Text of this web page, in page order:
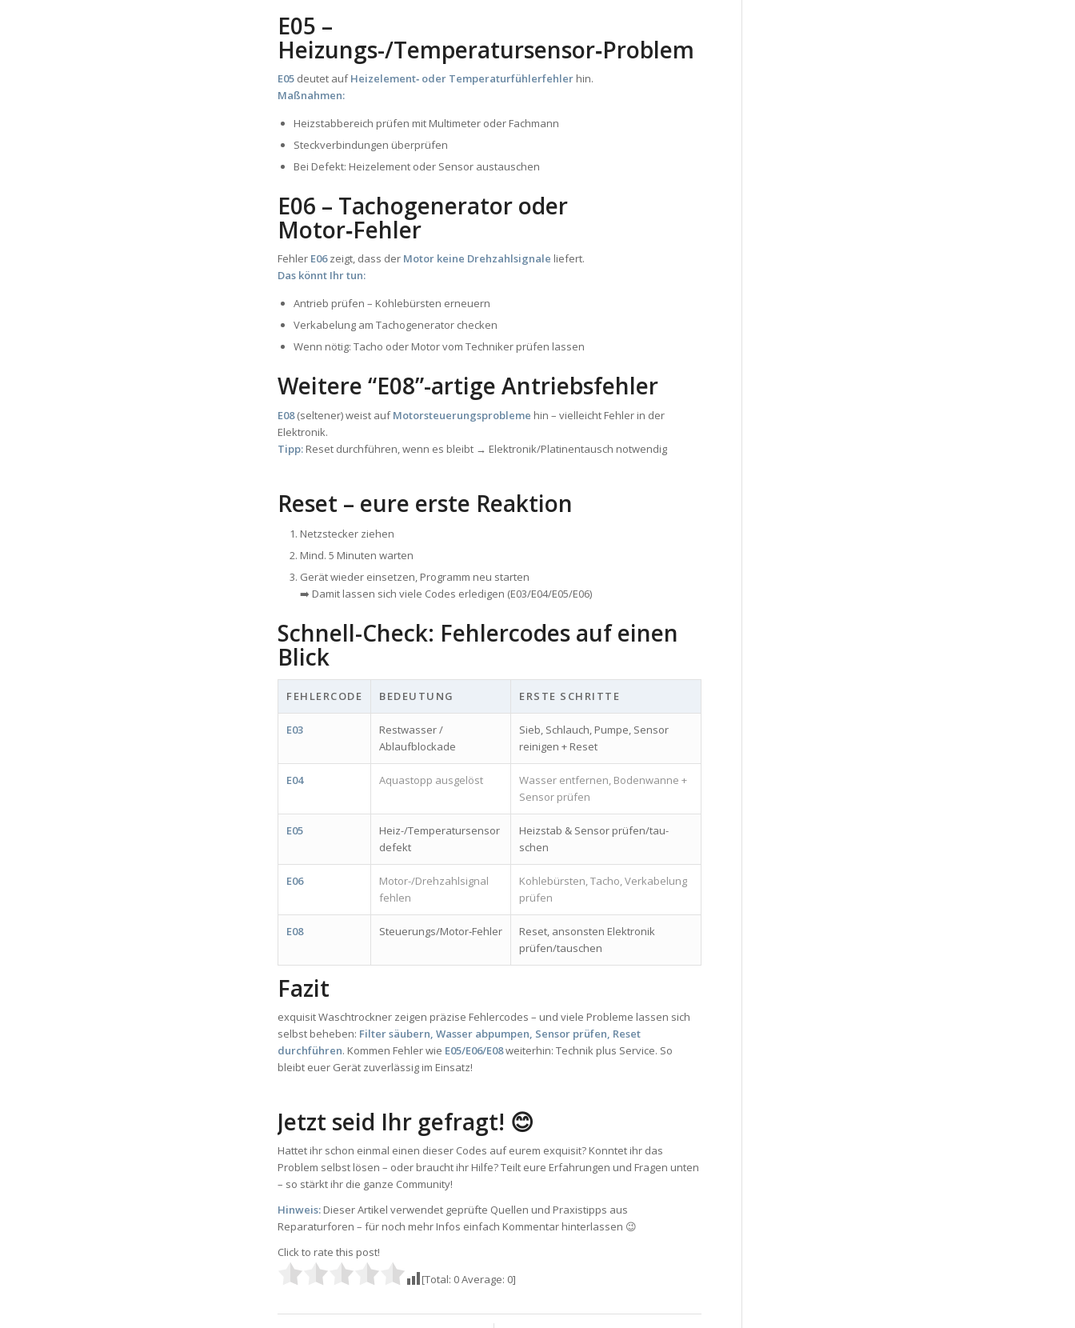
E05 –
Heizungs-/Temperatursensor‑Problem
E05 deutet aufHeizelement‑ oder Temperaturfühlerfehler hin.
Maßnahmen:
Heizstabbereich prüfen mit Multimeter oder Fachmann
Steckverbindungen überprüfen
Bei Defekt: Heizelement oder Sensor austauschen
E06 – Tachogenerator oder
Motor‑Fehler
Fehler E06zeigt, dass der Motor keine Drehzahlsignale liefert.
Das könnt Ihr tun:
Antrieb prüfen – Kohlebürsten erneuern
Verkabelung am Tachogenerator checken
Wenn nötig: Tacho oder Motor vom Techniker prüfen lassen
Weitere “E08”-artige Antriebsfehler
E08(seltener) weist aufMotorsteuerungsprobleme hin – vielleicht Fehler in der
Elektronik.
Tipp: Reset durchführen, wenn es bleibt → Elektronik/Platinentausch notwendig
Reset – eure erste Reaktion
Netzstecker ziehen
Mind. 5 Minuten warten
Gerät wieder einsetzen, Programm neu starten
➡️ Damit lassen sich viele Codes erledigen (E03/E04/E05/E06)
Schnell-Check: Fehlercodes auf einen
Blick
FEHLERCODE BEDEUTUNG ERSTE SCHRITTE
E03
Restwasser /
Ablaufblockade
Sieb, Schlauch, Pumpe, Sensor
reinigen + Reset
E04 Aquastopp ausgelöst
Wasser entfernen, Bodenwanne +
Sensor prüfen
E05
Heiz-/Temperatursensor
defekt
Heizstab & Sensor prüfen/tau­
schen
E06
Motor-/Drehzahlsignal
fehlen
Kohlebürsten, Tacho, Verkabelung
prüfen
E08 Steuerungs/Motor‑Fehler
Reset, ansonsten Elektronik
prüfen/tauschen
Fazit
exquisit Waschtrockner zeigen präzise Fehlercodes – und viele Probleme lassen sich
selbst beheben: Filter säubern, Wasser abpumpen, Sensor prüfen, Reset
durchführen. Kommen Fehler wie E05/E06/E08weiterhin: Technik plus Service. So
bleibt euer Gerät zuverlässig im Einsatz!
Jetzt seid Ihr gefragt! 😊
Hattet ihr schon einmal einen dieser Codes auf eurem exquisit? Konntet ihr das
Problem selbst lösen – oder braucht ihr Hilfe? Teilt eure Erfahrungen und Fragen unten
– so stärkt ihr die ganze Community!
Hinweis: Dieser Artikel verwendet geprüfte Quellen und Praxistipps aus
Reparaturforen – für noch mehr Infos einfach Kommentar hinterlassen 😉
Click to rate this post!
[Total: 0Average: 0]